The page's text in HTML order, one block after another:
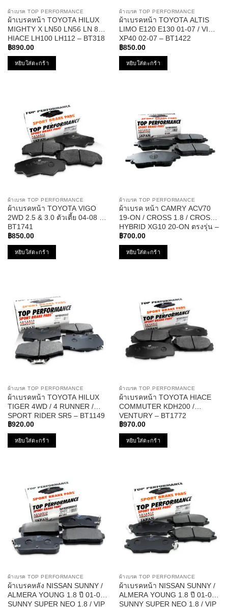
ผ้าเบรค TOP PERFORMANCE
ผ้าเบรคหน้า TOYOTA HILUX
MIGHTY X LN50 LN56 LN 85 /
HIACE LH100 LH112 – BT318
฿890.00
หยิบใส่ตะกร้า
ผ้าเบรค TOP PERFORMANCE
ผ้าเบรคหน้า TOYOTA ALTIS
LIMO E120 E130 01-07 / VIOS
XP40 02-07 – BT1422
฿850.00
หยิบใส่ตะกร้า
ผ้าเบรค TOP PERFORMANCE
ผ้าเบรคหน้า TOYOTA VIGO
2WD 2.5 & 3.0 ตัวเตี้ย 04-08 –
BT1741
฿850.00
หยิบใส่ตะกร้า
ผ้าเบรค TOP PERFORMANCE
ผ้าเบรค หน้า CAMRY ACV70
19-ON / CROSS 1.8 / CROSS
HYBRID XG10 20-ON ตรงรุ่น –
BT 2449 – TOP
PERFORMANCE JAPAN – ผ้า
ดิสเบรค เบรก โตโยต้า แคมรี่
฿700.00
หยิบใส่ตะกร้า
ผ้าเบรค TOP PERFORMANCE
ผ้าเบรคหน้า TOYOTA HILUX
TIGER 4WD / 4 RUNNER /
SPORT RIDER SR5 – BT1149
฿920.00
หยิบใส่ตะกร้า
ผ้าเบรค TOP PERFORMANCE
ผ้าเบรคหน้า TOYOTA HIACE
COMMUTER KDH200 /
VENTURY – BT1772
฿970.00
หยิบใส่ตะกร้า
ผ้าเบรค TOP PERFORMANCE
ผ้าเบรคหลัง NISSAN SUNNY /
ALMERA YOUNG 1.8 ปี 01-03
SUNNY SUPER NEO 1.8 / VIP
ผ้าเบรค TOP PERFORMANCE
ผ้าเบรคหน้า NISSAN SUNNY /
ALMERA YOUNG 1.8 ปี 01-03
SUNNY SUPER NEO 1.8 / VIP